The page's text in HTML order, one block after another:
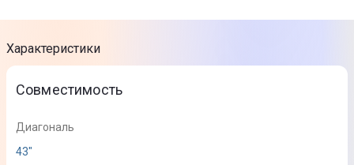
Характеристики
Совместимость
Диагональ
43"